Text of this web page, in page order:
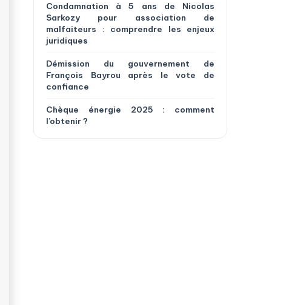
Condamnation à 5 ans de Nicolas
Sarkozy pour association de
malfaiteurs : comprendre les enjeux
juridiques
Démission du gouvernement de
François Bayrou après le vote de
confiance
Chèque énergie 2025 : comment
l’obtenir ?